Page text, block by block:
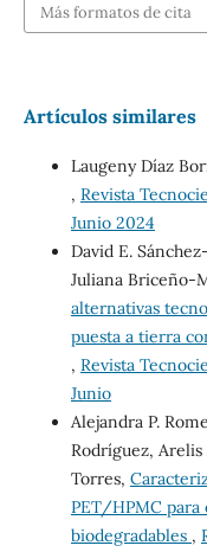
Más formatos de cita
Artículos similares
Laugeny Díaz
, Revista
Junio 2024
David E.
Juliana Briceño-
alternativas
puesta a tierra
, Revista
Junio
Alejandra P.
Rodríguez, Arelis
Torres,
PET/HPMC
biodegradables ,